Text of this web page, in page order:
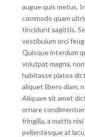
augue quis metus.
commodo quam
tincidunt sagittis.
vestibulum orci
Quisque interdum
volutpat magna,
habitasse platea
aliquet libero diam,
Aliquam sit amet
ornare
fringilla, a mattis
pellentesque at